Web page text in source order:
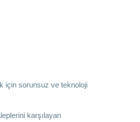
için sorunsuz ve teknoloji
karşılayan